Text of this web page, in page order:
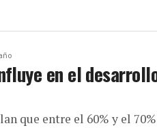
en el
que entre el 60% y el